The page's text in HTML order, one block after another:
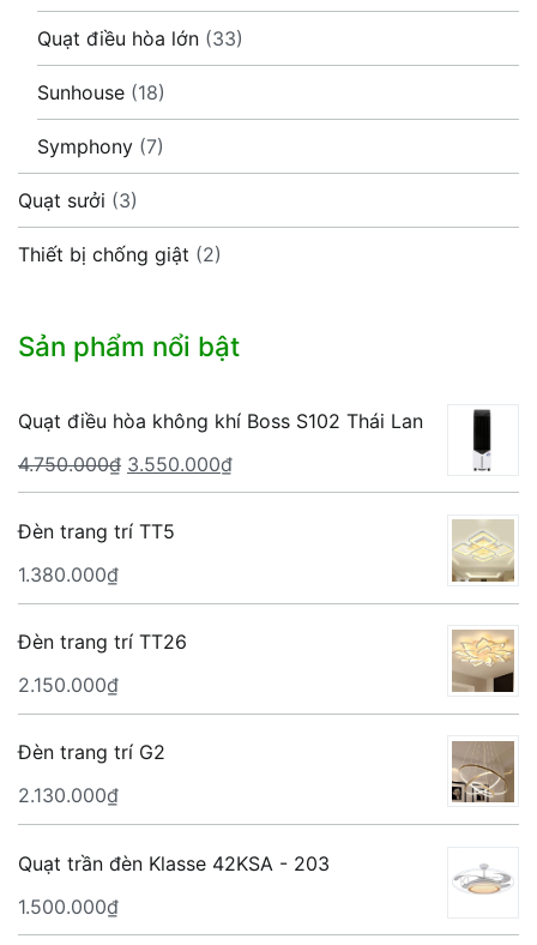
Quạt điều hòa lớn (33)
Sunhouse (18)
Symphony (7)
Quạt sưởi (3)
Thiết bị chống giật (2)
Sản phẩm nổi bật
Quạt điều hòa không khí Boss S102 Thái Lan
4.750.000₫ Giá
gốc
là:
3.550.000₫Giá
hiện
Đèn trang trí TT5
1.380.000₫
Đèn trang trí TT26
2.150.000₫
Đèn trang trí G2
2.130.000₫
Quạt trần đèn Klasse 42KSA - 203
1.500.000₫